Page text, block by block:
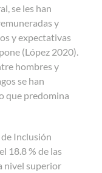
se les han
y
y expectativas
(López 2020).
hombres y
se han
que predomina
Inclusión
18.8 % de las
nivel superior